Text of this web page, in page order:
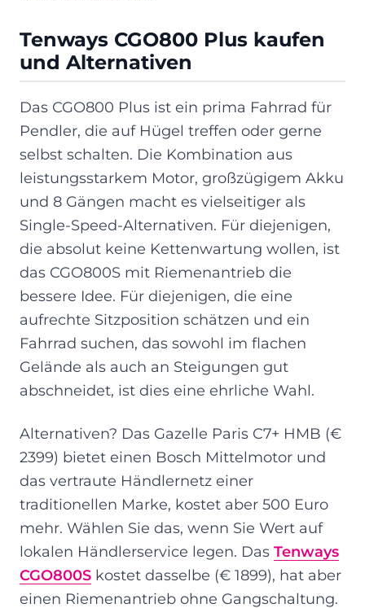
Tenways CGO800 Plus kaufen
und Alternativen
Das CGO800 Plus ist ein prima Fahrrad für
Pendler, die auf Hügel treffen oder gerne
selbst schalten. Die Kombination aus
leistungsstarkem Motor, großzügigem Akku
und 8 Gängen macht es vielseitiger als
Single-Speed-Alternativen. Für diejenigen,
die absolut keine Kettenwartung wollen, ist
das CGO800S mit Riemenantrieb die
bessere Idee. Für diejenigen, die eine
aufrechte Sitzposition schätzen und ein
Fahrrad suchen, das sowohl im flachen
Gelände als auch an Steigungen gut
abschneidet, ist dies eine ehrliche Wahl.
Alternativen? Das Gazelle Paris C7+ HMB (€
2399) bietet einen Bosch Mittelmotor und
das vertraute Händlernetz einer
traditionellen Marke, kostet aber 500 Euro
mehr. Wählen Sie das, wenn Sie Wert auf
lokalen Händlerservice legen. Das Tenways
CGO800S kostet dasselbe (€ 1899), hat aber
einen Riemenantrieb ohne Gangschaltung.